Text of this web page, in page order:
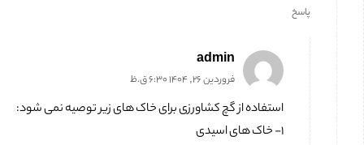
پاسخ
admin
فروردین 26, 1404 6:30 ق.ظ
استفاده از گچ کشاورزی برای خاک های زیر توصیه نمی شود:
۱- خاک های اسیدی